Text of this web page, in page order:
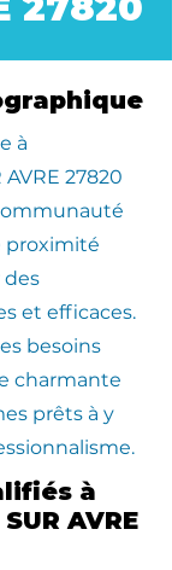
à
AVRE 27820
proximité
et efficaces.
besoins
charmante
prêts à y
à
AVRE